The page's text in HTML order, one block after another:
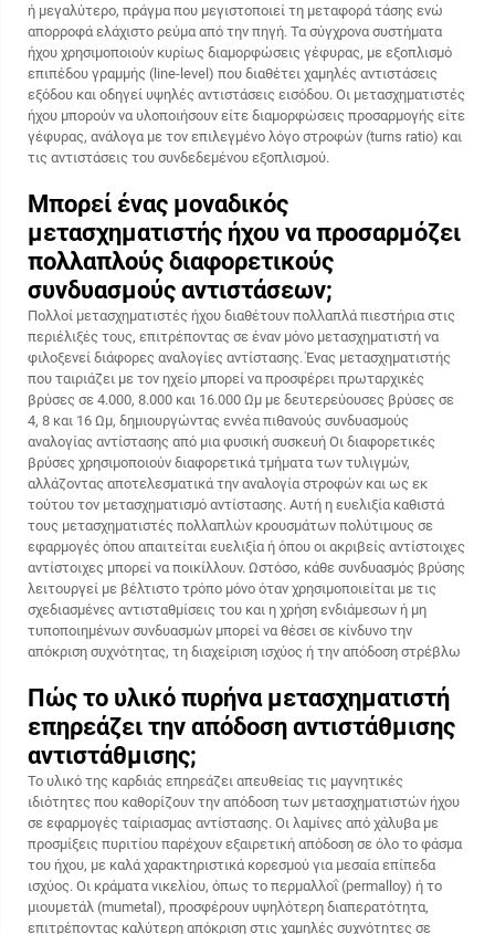
ή μεγαλύτερο, πράγμα που μεγιστοποιεί τη μεταφορά τάσης ενώ
απορροφά ελάχιστο ρεύμα από την πηγή. Τα σύγχρονα συστήματα
ήχου χρησιμοποιούν κυρίως διαμορφώσεις γέφυρας, με εξοπλισμό
επιπέδου γραμμής (line-level) που διαθέτει χαμηλές αντιστάσεις
εξόδου και οδηγεί υψηλές αντιστάσεις εισόδου. Οι μετασχηματιστές
ήχου μπορούν να υλοποιήσουν είτε διαμορφώσεις προσαρμογής είτε
γέφυρας, ανάλογα με τον επιλεγμένο λόγο στροφών (turns ratio) και
τις αντιστάσεις του συνδεδεμένου εξοπλισμού.
Μπορεί ένας μοναδικός
μετασχηματιστής ήχου να προσαρμόζει
πολλαπλούς διαφορετικούς
συνδυασμούς αντιστάσεων;
Πολλοί μετασχηματιστές ήχου διαθέτουν πολλαπλά πιεστήρια στις
περιέλιξές τους, επιτρέποντας σε έναν μόνο μετασχηματιστή να
φιλοξενεί διάφορες αναλογίες αντίστασης. Ένας μετασχηματιστής
που ταιριάζει με τον ηχείο μπορεί να προσφέρει πρωταρχικές
βρύσες σε 4.000, 8.000 και 16.000 Ωμ με δευτερεύουσες βρύσες σε
4, 8 και 16 Ωμ, δημιουργώντας εννέα πιθανούς συνδυασμούς
αναλογίας αντίστασης από μια φυσική συσκευή Οι διαφορετικές
βρύσες χρησιμοποιούν διαφορετικά τμήματα των τυλιγμών,
αλλάζοντας αποτελεσματικά την αναλογία στροφών και ως εκ
τούτου τον μετασχηματισμό αντίστασης. Αυτή η ευελιξία καθιστά
τους μετασχηματιστές πολλαπλών κρουσμάτων πολύτιμους σε
εφαρμογές όπου απαιτείται ευελιξία ή όπου οι ακριβείς αντίστοιχες
αντίστοιχες μπορεί να ποικίλλουν. Ωστόσο, κάθε συνδυασμός βρύσης
λειτουργεί με βέλτιστο τρόπο μόνο όταν χρησιμοποιείται με τις
σχεδιασμένες αντισταθμίσεις του και η χρήση ενδιάμεσων ή μη
τυποποιημένων συνδυασμών μπορεί να θέσει σε κίνδυνο την
απόκριση συχνότητας, τη διαχείριση ισχύος ή την απόδοση στρέβλω
Πώς το υλικό πυρήνα μετασχηματιστή
επηρεάζει την απόδοση αντιστάθμισης
αντιστάθμισης;
Το υλικό της καρδιάς επηρεάζει απευθείας τις μαγνητικές
ιδιότητες που καθορίζουν την απόδοση των μετασχηματιστών ήχου
σε εφαρμογές ταίριασμας αντίστασης. Οι λαμίνες από χάλυβα με
προσμίξεις πυριτίου παρέχουν εξαιρετική απόδοση σε όλο το φάσμα
του ήχου, με καλά χαρακτηριστικά κορεσμού για μεσαία επίπεδα
ισχύος. Οι κράματα νικελίου, όπως το περμαλλοΐ (permalloy) ή το
μιουμετάλ (mumetal), προσφέρουν υψηλότερη διαπερατότητα,
επιτρέποντας καλύτερη απόκριση στις χαμηλές συχνότητες σε